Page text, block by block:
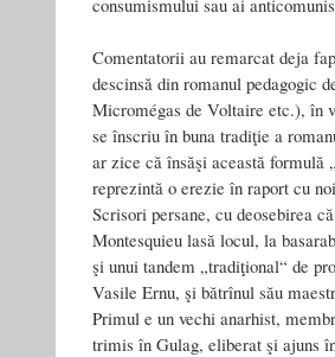
consumismului sau ai
Comentatorii au remarcat deja
descinsă din romanul pedagogic
Micromégas de Voltaire etc.), în
se înscriu în buna tradiţie a
ar zice că însăşi această formulă
reprezintă o erezie în raport cu
Scrisori persane, cu deosebirea
Montesquieu lasă locul, la
şi unui tandem „tradiţional“ de
Vasile Ernu, şi bătrînul său
Primul e un vechi anarhist,
trimis în Gulag, eliberat şi ajuns